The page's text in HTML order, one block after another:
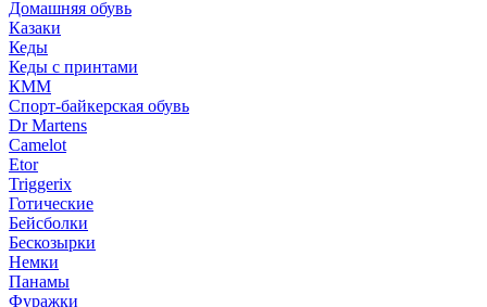
Домашняя обувь
Казаки
Кеды
Кеды с принтами
КММ
Спорт-байкерская обувь
Dr Martens
Camelot
Etor
Triggerix
Готические
Бейсболки
Бескозырки
Немки
Панамы
Фуражки